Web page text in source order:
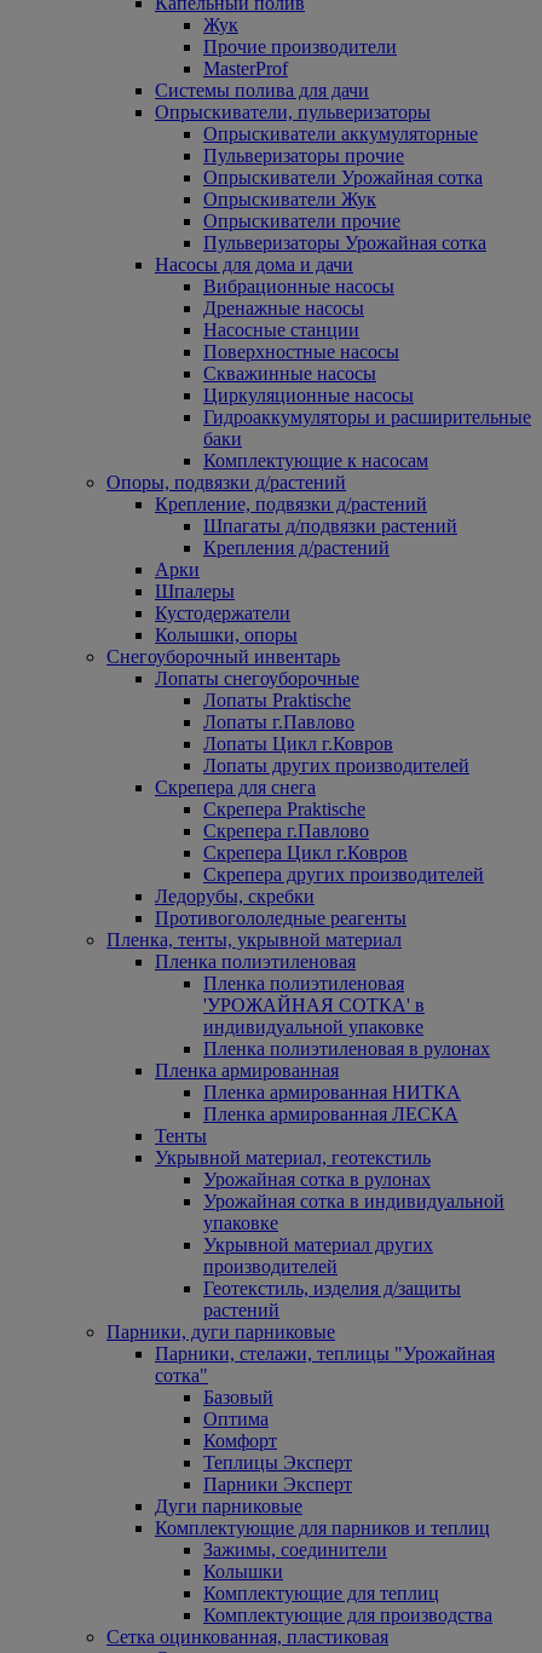
Жук
Прочие производители
MasterProf
Системы полива для дачи
Опрыскиватели, пульверизаторы
Опрыскиватели аккумуляторные
Пульверизаторы прочие
Опрыскиватели Урожайная сотка
Опрыскиватели Жук
Опрыскиватели прочие
Пульверизаторы Урожайная сотка
Насосы для дома и дачи
Вибрационные насосы
Дренажные насосы
Насосные станции
Поверхностные насосы
Скважинные насосы
Циркуляционные насосы
Гидроаккумуляторы и расширительные
баки
Комплектующие к насосам
Опоры, подвязки д/растений
Крепление, подвязки д/растений
Шпагаты д/подвязки растений
Крепления д/растений
Арки
Шпалеры
Кустодержатели
Колышки, опоры
Снегоуборочный инвентарь
Лопаты снегоуборочные
Лопаты Praktische
Лопаты г.Павлово
Лопаты Цикл г.Ковров
Лопаты других производителей
Скрепера для снега
Скрепера Praktische
Скрепера г.Павлово
Скрепера Цикл г.Ковров
Скрепера других производителей
Ледорубы, скребки
Противогололедные реагенты
Пленка, тенты, укрывной материал
Пленка полиэтиленовая
Пленка полиэтиленовая
'УРОЖАЙНАЯ СОТКА' в
индивидуальной упаковке
Пленка полиэтиленовая в рулонах
Пленка армированная
Пленка армированная НИТКА
Пленка армированная ЛЕСКА
Тенты
Укрывной материал, геотекстиль
Урожайная сотка в рулонах
Урожайная сотка в индивидуальной
упаковке
Укрывной материал других
производителей
Геотекстиль, изделия д/защиты
растений
Парники, дуги парниковые
Парники, стелажи, теплицы "Урожайная
сотка"
Базовый
Оптима
Комфорт
Теплицы Эксперт
Парники Эксперт
Дуги парниковые
Комплектующие для парников и теплиц
Зажимы, соединители
Колышки
Комплектующие для теплиц
Комплектующие для производства
Сетка оцинкованная, пластиковая